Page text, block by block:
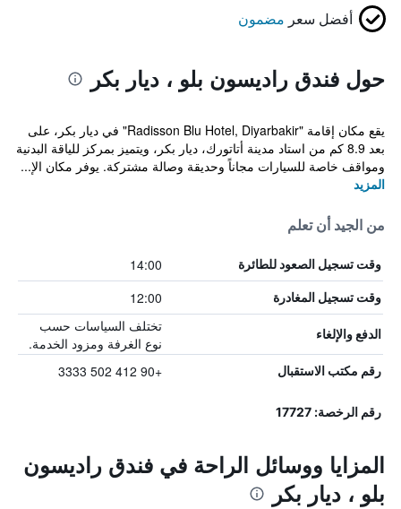
أفضل سعر مضمون
حول فندق راديسون بلو ، ديار بكر
يقع مكان إقامة "Radisson Blu Hotel, Diyarbakir" في ديار بكر، على
بعد 8.9 كم من استاد مدينة أتاتورك، ديار بكر، ويتميز بمركز للياقة البدنية
ومواقف خاصة للسيارات مجاناً وحديقة وصالة مشتركة. يوفر مكان الإ...
المزيد
من الجيد أن تعلم
وقت تسجيل الصعود للطائرة 14:00
وقت تسجيل المغادرة 12:00
الدفع والإلغاء
تختلف السياسات حسب
نوع الغرفة ومزود الخدمة.
رقم مكتب الاستقبال +90 412 502 3333
رقم الرخصة: 17727
المزايا ووسائل الراحة في فندق راديسون
بلو ، ديار بكر